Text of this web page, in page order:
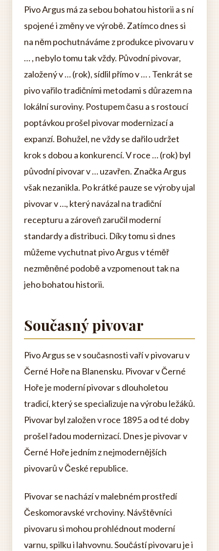
Pivo Argus má za sebou bohatou historii a s ní
spojené i změny ve výrobě. Zatímco dnes si
na něm pochutnáváme z produkce pivovaru v
… , nebylo tomu tak vždy. Původní pivovar,
založený v … (rok), sídlil přímo v … . Tenkrát se
pivo vařilo tradičními metodami s důrazem na
lokální suroviny. Postupem času a s rostoucí
poptávkou prošel pivovar modernizací a
expanzí. Bohužel, ne vždy se dařilo udržet
krok s dobou a konkurencí. V roce … (rok) byl
původní pivovar v … uzavřen. Značka Argus
však nezanikla. Po krátké pauze se výroby ujal
pivovar v …, který navázal na tradiční
recepturu a zároveň zaručil moderní
standardy a distribuci. Díky tomu si dnes
můžeme vychutnat pivo Argus v téměř
nezměněné podobě a vzpomenout tak na
jeho bohatou historii.
Současný pivovar
Pivo Argus se v současnosti vaří v pivovaru v
Černé Hoře na Blanensku. Pivovar v Černé
Hoře je moderní pivovar s dlouholetou
tradicí, který se specializuje na výrobu ležáků.
Pivovar byl založen v roce 1895 a od té doby
prošel řadou modernizací. Dnes je pivovar v
Černé Hoře jedním z nejmodernějších
pivovarů v České republice.
Pivovar se nachází v malebném prostředí
Českomoravské vrchoviny. Návštěvníci
pivovaru si mohou prohlédnout moderní
varnu, spilku i lahvovnu. Součástí pivovaru je i